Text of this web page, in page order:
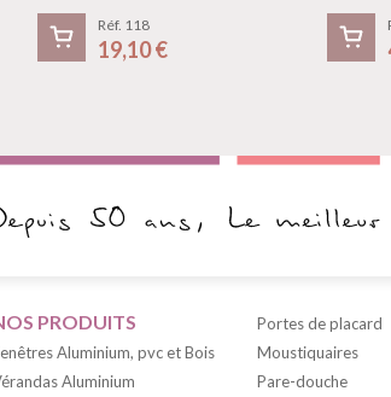
Réf. 118
19,10 €
PRODUITS
Aluminium, pvc et Bois
Aluminium
Portes de placard
Moustiquaires
Pare-douche